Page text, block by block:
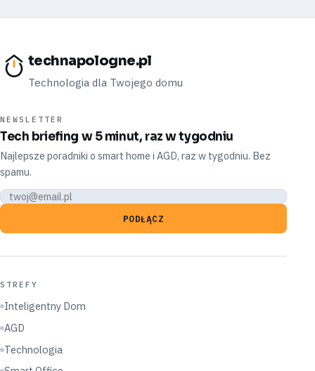
technapologne.pl
Technologia dla Twojego domu
NEWSLETTER
Tech briefing w 5 minut, raz w tygodniu
Najlepsze poradniki o smart home i AGD, raz w tygodniu. Bez
spamu.
PODŁĄCZ
STREFY
Inteligentny Dom
AGD
Technologia